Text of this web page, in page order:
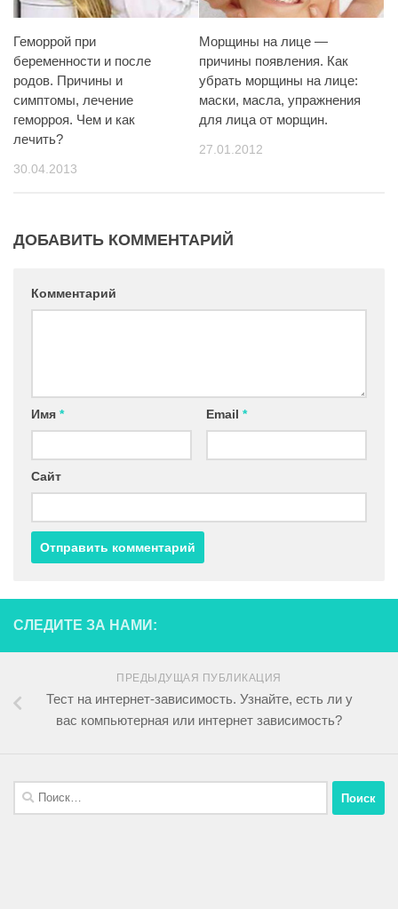
Геморрой при
беременности и после
родов. Причины и
симптомы, лечение
геморроя. Чем и как
лечить?
30.04.2013
Морщины на лице —
причины появления. Как
убрать морщины на лице:
маски, масла, упражнения
для лица от морщин.
27.01.2012
ДОБАВИТЬ КОММЕНТАРИЙ
Комментарий
Имя * Email *
Сайт
СЛЕДИТЕ ЗА НАМИ:
ПРЕДЫДУЩАЯ ПУБЛИКАЦИЯ
Тест на интернет-зависимость. Узнайте, есть ли у
вас компьютерная или интернет зависимость?